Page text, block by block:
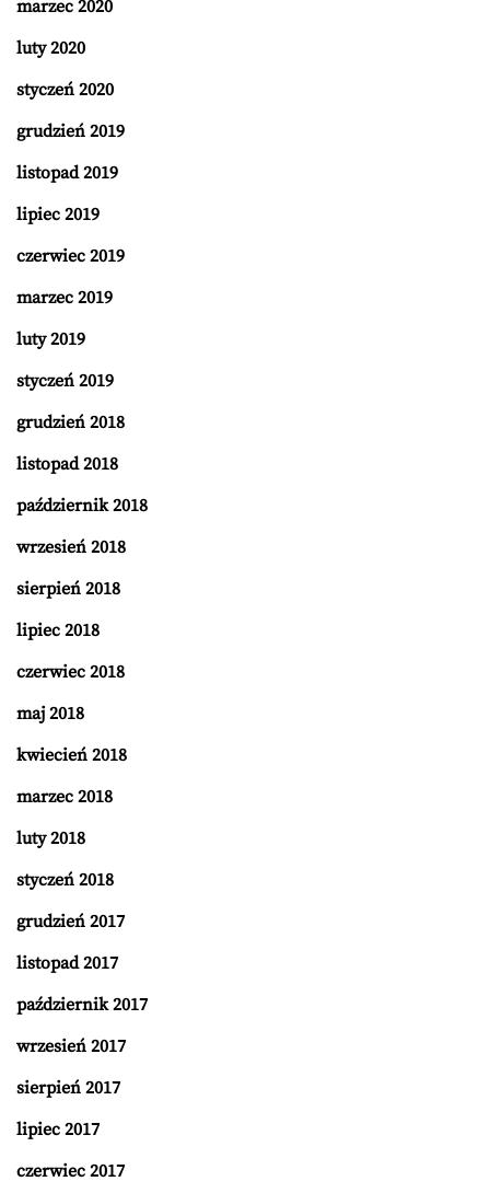
marzec 2020
luty 2020
styczeń 2020
grudzień 2019
listopad 2019
lipiec 2019
czerwiec 2019
marzec 2019
luty 2019
styczeń 2019
grudzień 2018
listopad 2018
październik 2018
wrzesień 2018
sierpień 2018
lipiec 2018
czerwiec 2018
maj 2018
kwiecień 2018
marzec 2018
luty 2018
styczeń 2018
grudzień 2017
listopad 2017
październik 2017
wrzesień 2017
sierpień 2017
lipiec 2017
czerwiec 2017